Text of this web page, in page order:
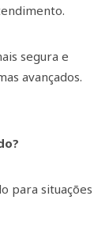
segura e
avançados.
para situações